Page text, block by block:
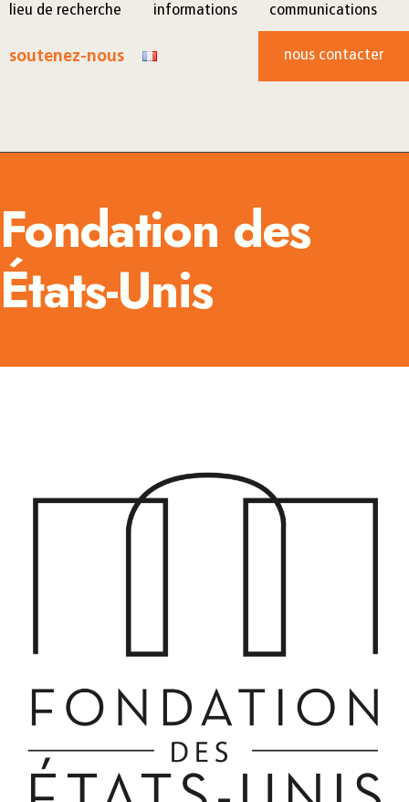
lieu de recherche informations communications
soutenez-nous nous contacter
Fondation des
États-Unis